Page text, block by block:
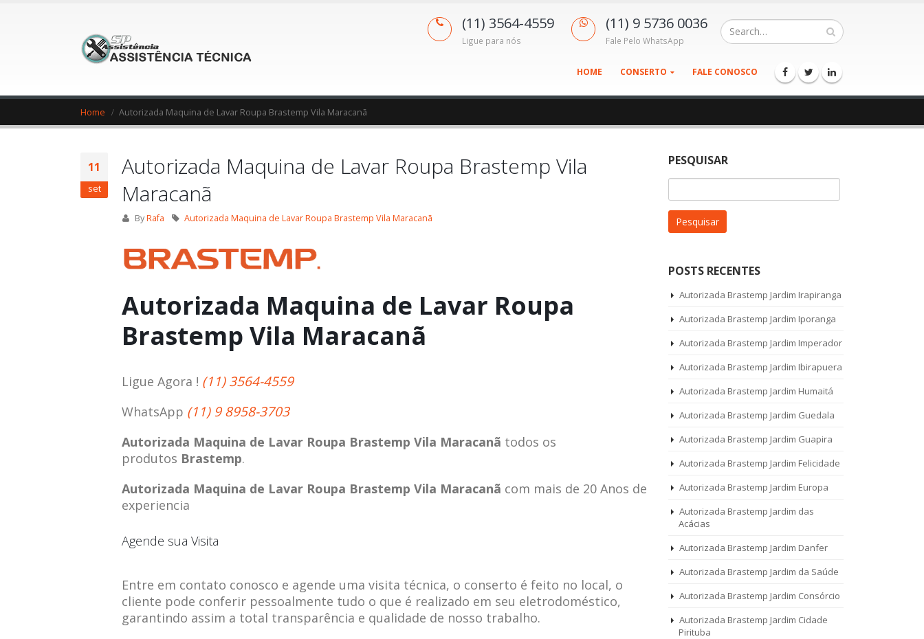
(11) 3564-4559
Ligue para nós
(11) 9 5736 0036
Fale Pelo WhatsApp
HOME CONSERTO FALE CONOSCO
Home Autorizada Maquina de Lavar Roupa Brastemp Vila Maracanã
11
set
Autorizada Maquina de Lavar Roupa Brastemp Vila
Maracanã
ByRafa Autorizada Maquina de Lavar Roupa Brastemp Vila Maracanã
Autorizada Maquina de Lavar Roupa
Brastemp Vila Maracanã
Ligue Agora ! (11) 3564-4559
WhatsApp (11) 9 8958-3703
Autorizada Maquina de Lavar Roupa Brastemp Vila Maracanã todos os
produtos Brastemp.
Autorizada Maquina de Lavar Roupa Brastemp Vila Maracanã com mais de 20 Anos de
experiencia
Agende sua Visita
Entre em contato conosco e agende uma visita técnica, o conserto é feito no local, o
cliente pode conferir pessoalmente tudo o que é realizado em seu eletrodoméstico,
garantindo assim a total transparência e qualidade de nosso trabalho.
PESQUISAR
por:
POSTS RECENTES
Autorizada Brastemp Jardim Irapiranga
Autorizada Brastemp Jardim Iporanga
Autorizada Brastemp Jardim Imperador
Autorizada Brastemp Jardim Ibirapuera
Autorizada Brastemp Jardim Humaitá
Autorizada Brastemp Jardim Guedala
Autorizada Brastemp Jardim Guapira
Autorizada Brastemp Jardim Felicidade
Autorizada Brastemp Jardim Europa
Autorizada Brastemp Jardim das
Acácias
Autorizada Brastemp Jardim Danfer
Autorizada Brastemp Jardim da Saúde
Autorizada Brastemp Jardim Consórcio
Autorizada Brastemp Jardim Cidade
Pirituba